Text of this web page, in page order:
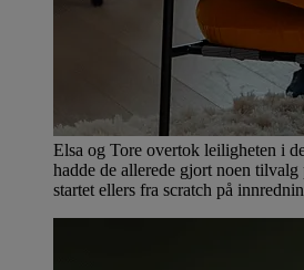
Elsa og Tore overtok leiligheten i
hadde de allerede gjort noen
startet ellers fra scratch på